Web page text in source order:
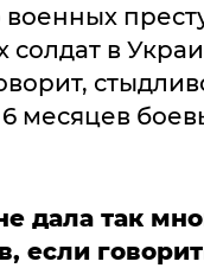
солдат в
месяцев
дала так
если